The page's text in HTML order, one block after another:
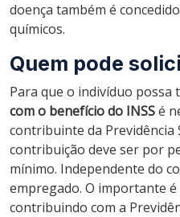
doença também é
químicos.
Quem pode
Para que o indivíduo possa
com o benefício do INSSé
contribuinte da Previdência
contribuição deve ser por
mínimo. Independente do
empregado. O importante
contribuindo com a